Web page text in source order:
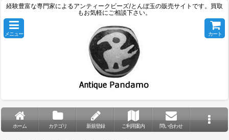
経験豊富な専門家によるアンティークビーズ/とんぼ玉の販売サイトです。買取
もお気軽にご相談下さい。
メニュー カート
ホーム カテゴリ 新規登録 ご利用案内 問い合わせ